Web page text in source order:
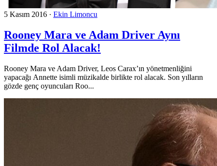
5 Kasım 2016 · Ekin Limoncu
Rooney Mara ve Adam Driver Aynı
Filmde Rol Alacak!
Rooney Mara ve Adam Driver, Leos Carax’ın yönetmenliğini
yapacağı Annette isimli müzikalde birlikte rol alacak. Son yılların
gözde genç oyuncuları Roo...